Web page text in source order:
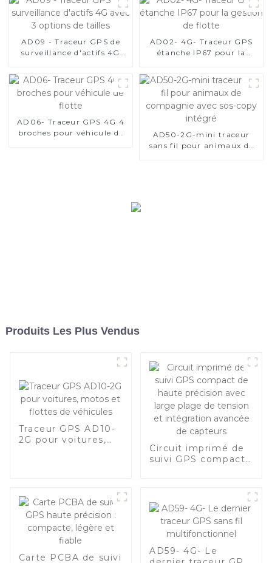
AD09 - Traceur GPS de
surveillance d'actifs 4G
AD02- 4G- Traceur GPS
étanche IP67 pour la
AD06- Traceur GPS 4G 4
broches pour véhicule de
AD50-2G-mini traceur
sans fil pour animaux de
Produits Les Plus Vendus
Traceur GPS AD10-
2G pour voitures,
Circuit imprimé de
suivi GPS compact
intégration avancée
de capteurs
Carte PCBA de suivi
AD59- 4G- Le